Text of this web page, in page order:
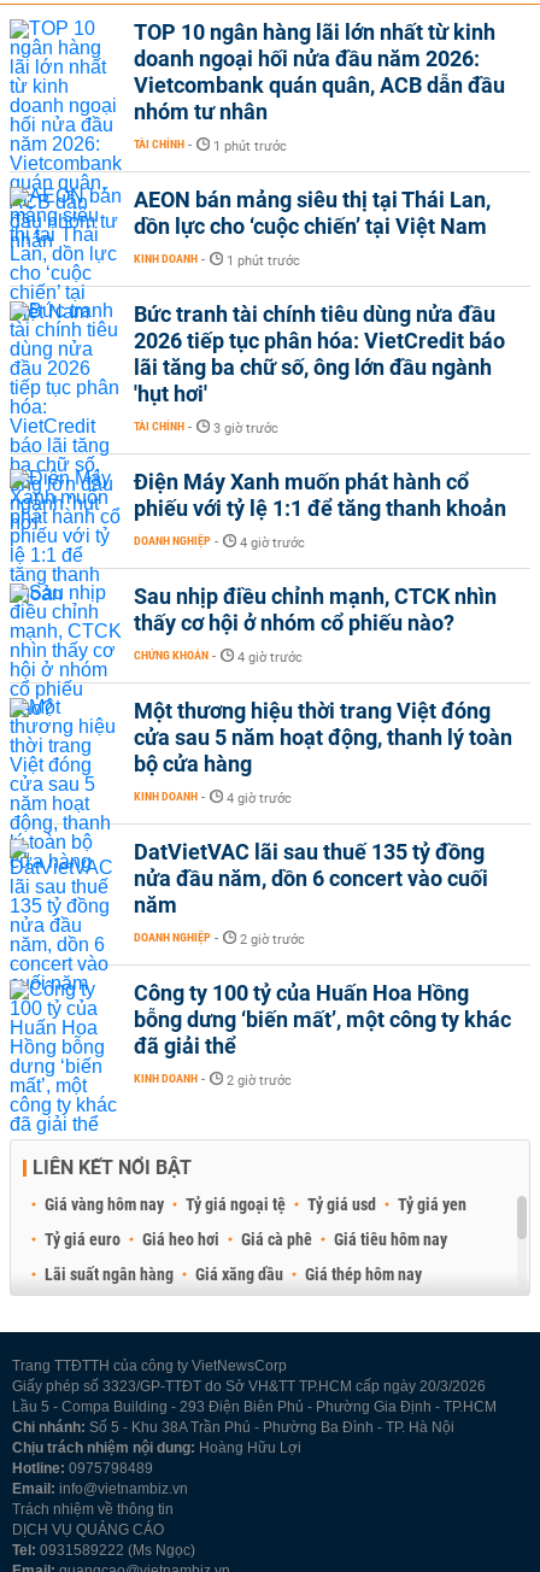
TOP 10 ngân hàng lãi lớn nhất từ kinh
doanh ngoại hối nửa đầu năm 2026:
Vietcombank quán quân, ACB dẫn đầu
nhóm tư nhân
TÀI CHÍNH - 1 phút trước
AEON bán mảng siêu thị tại Thái Lan,
dồn lực cho ‘cuộc chiến’ tại Việt Nam
KINH DOANH - 1 phút trước
Bức tranh tài chính tiêu dùng nửa đầu
2026 tiếp tục phân hóa: VietCredit báo
lãi tăng ba chữ số, ông lớn đầu ngành
'hụt hơi'
TÀI CHÍNH - 3 giờ trước
Điện Máy Xanh muốn phát hành cổ
phiếu với tỷ lệ 1:1 để tăng thanh khoản
DOANH NGHIỆP - 4 giờ trước
Sau nhịp điều chỉnh mạnh, CTCK nhìn
thấy cơ hội ở nhóm cổ phiếu nào?
CHỨNG KHOÁN - 4 giờ trước
Một thương hiệu thời trang Việt đóng
cửa sau 5 năm hoạt động, thanh lý toàn
bộ cửa hàng
KINH DOANH - 4 giờ trước
DatVietVAC lãi sau thuế 135 tỷ đồng
nửa đầu năm, dồn 6 concert vào cuối
năm
DOANH NGHIỆP - 2 giờ trước
Công ty 100 tỷ của Huấn Hoa Hồng
bỗng dưng ‘biến mất’, một công ty khác
đã giải thể
KINH DOANH - 2 giờ trước
LIÊN KẾT NỔI BẬT
Giá vàng hôm nay Tỷ giá ngoại tệ Tỷ giá usd
Tỷ giá yen
Tỷ giá euro
Giá heo hơi Giá cà phê
Giá tiêu hôm nay
Lãi suất ngân hàng
Giá xăng dầu
Giá thép hôm nay
Trang TTĐTTH của công ty VietNewsCorp
Giấy phép số 3323/GP-TTĐT do Sở VH&TT TP.HCM cấp ngày 20/3/2026
Lầu 5 - Compa Building - 293 Điện Biên Phủ - Phường Gia Định - TP.HCM
Chi nhánh: Số 5 - Khu 38A Trần Phú - Phường Ba Đình - TP. Hà Nội
Chịu trách nhiệm nội dung: Hoàng Hữu Lợi
Hotline: 0975798489
Email: info@vietnambiz.vn
Trách nhiệm về thông tin
DỊCH VỤ QUẢNG CÁO
Tel: 0931589222 (Ms Ngọc)